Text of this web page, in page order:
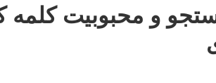
و محبوبیت کلمه